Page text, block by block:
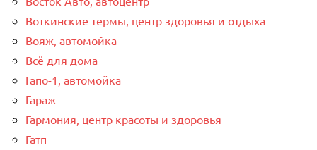
Воткинские термы, центр здоровья и отдыха
Вояж, автомойка
Всё для дома
Гапо-1, автомойка
Гараж
Гармония, центр красоты и здоровья
Гатп